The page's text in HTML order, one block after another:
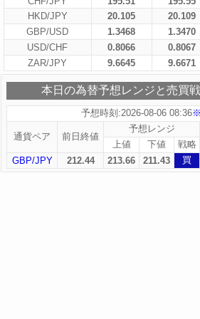
HKD/JPY
20.105 20.109
GBP/USD
1.3468 1.3470
USD/CHF
0.8066 0.8067
ZAR/JPY
9.6645 9.6671
本日の為替予想レンジと売買
予想時刻:2026-08-06 08:36※
通貨ペア 前日終値
予想レンジ
上値
下値 戦略
GBP/JPY
212.44 213.66 211.43 買